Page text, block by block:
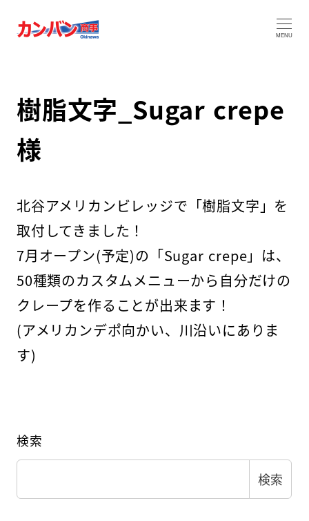
MENU
樹脂文字_Sugar crepe
様
北谷アメリカンビレッジで「樹脂文字」を
取付してきました！
7月オープン(予定)の「Sugar crepe」は、
50種類のカスタムメニューから自分だけの
クレープを作ることが出来ます！
(アメリカンデポ向かい、川沿いにありま
す)
検索
検索